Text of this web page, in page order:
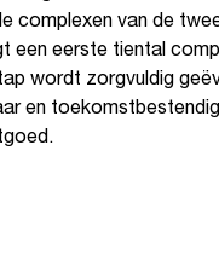
complexen van de
een eerste tiental
wordt zorgvuldig
en